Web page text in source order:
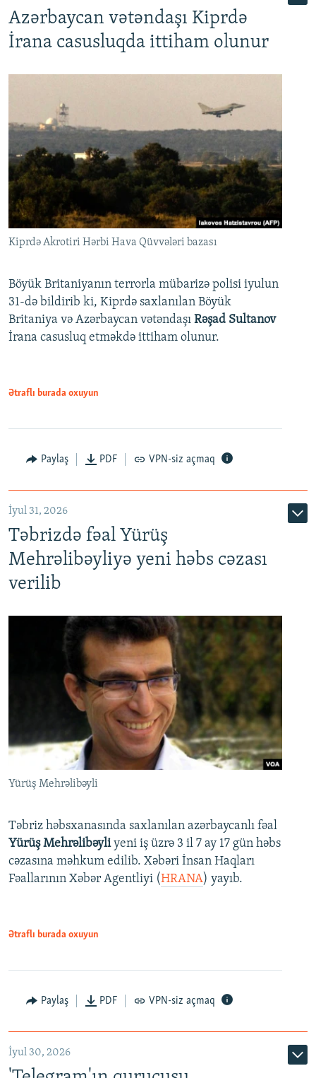
Azərbaycan vətəndaşı Kiprdə
İrana casusluqda ittiham olunur
Kiprdə Akrotiri Hərbi Hava Qüvvələri bazası
Böyük Britaniyanın terrorla mübarizə polisi iyulun
31-də bildirib ki, Kiprdə saxlanılan Böyük
Britaniya və Azərbaycan vətəndaşı Rəşad Sultanov
İrana casusluq etməkdə ittiham olunur.
Ətraflı burada oxuyun
Paylaş PDF VPN-siz açmaq
İyul 31, 2026
Təbrizdə fəal Yürüş
Mehrəlibəyliyə yeni həbs cəzası
verilib
Yürüş Mehrəlibəyli
Təbriz həbsxanasında saxlanılan azərbaycanlı fəal
Yürüş Mehrəlibəyliyeni iş üzrə 3 il 7 ay 17 gün həbs
cəzasına məhkum edilib. Xəbəri İnsan Haqları
Fəallarının Xəbər Agentliyi (HRANA) yayıb.
Ətraflı burada oxuyun
Paylaş PDF VPN-siz açmaq
İyul 30, 2026